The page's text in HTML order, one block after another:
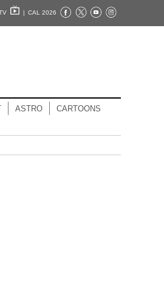
| CAL 2026
ASTRO CARTOONS